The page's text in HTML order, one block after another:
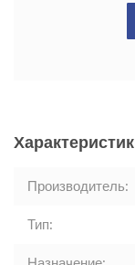
Производитель:
Тип: